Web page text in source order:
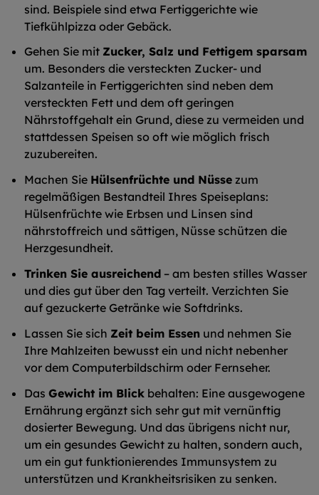
sind. Beispiele sind etwa Fertiggerichte wie
Tiefkühlpizza oder Gebäck.
Gehen Sie mit Zucker, Salz und Fettigem sparsam
um. Besonders die versteckten Zucker- und
Salzanteile in Fertiggerichten sind neben dem
versteckten Fett und dem oft geringen
Nährstoffgehalt ein Grund, diese zu vermeiden und
stattdessen Speisen so oft wie möglich frisch
zuzubereiten.
Machen Sie Hülsenfrüchte und Nüsse zum
regelmäßigen Bestandteil Ihres Speiseplans:
Hülsenfrüchte wie Erbsen und Linsen sind
nährstoffreich und sättigen, Nüsse schützen die
Herzgesundheit.
Trinken Sie ausreichend – am besten stilles Wasser
und dies gut über den Tag verteilt. Verzichten Sie
auf gezuckerte Getränke wie Softdrinks.
Lassen Sie sich Zeit beim Essen und nehmen Sie
Ihre Mahlzeiten bewusst ein und nicht nebenher
vor dem Computerbildschirm oder Fernseher.
DasGewicht im Blick behalten: Eine ausgewogene
Ernährung ergänzt sich sehr gut mit vernünftig
dosierter Bewegung. Und das übrigens nicht nur,
um ein gesundes Gewicht zu halten, sondern auch,
um ein gut funktionierendes Immunsystem zu
unterstützen und Krankheitsrisiken zu senken.